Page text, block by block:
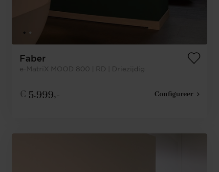
Faber
e-MatriX MOOD 800 | RD | Driezijdig
€ 5.999,- Configureer